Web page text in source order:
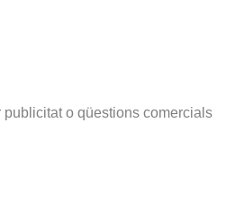
o qüestions comercials